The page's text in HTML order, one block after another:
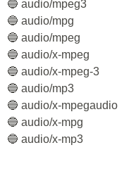
🔵 audio/mpeg3
🔵 audio/mpg
🔵 audio/mpeg
🔵 audio/x-mpeg
🔵 audio/x-mpeg-3
🔵 audio/mp3
🔵 audio/x-mpegaudio
🔵 audio/x-mpg
🔵 audio/x-mp3